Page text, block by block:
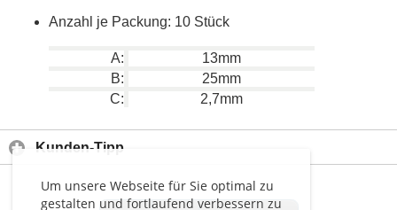
Um unsere Webseite für Sie optimal zu
gestalten und fortlaufend verbessern zu
Anzahl je Packung: 10 Stück
A:
13mm
B:
25mm
C:
2,7mm
Kunden-Tipp